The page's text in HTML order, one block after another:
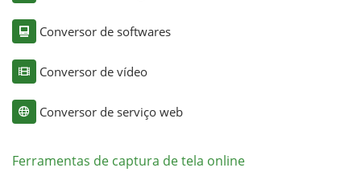
Conversor de softwares
Conversor de vídeo
Conversor de serviço web
Ferramentas de captura de tela online